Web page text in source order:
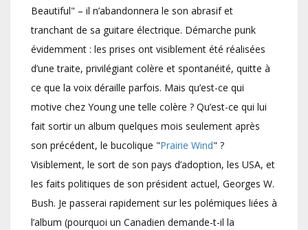
Beautiful" – il n’abandonnera le son abrasif et
tranchant de sa guitare électrique. Démarche punk
évidemment : les prises ont visiblement été réalisées
d’une traite, privilégiant colère et spontanéité, quitte à
ce que la voix déraille parfois. Mais qu’est-ce qui
motive chez Young une telle colère ? Qu’est-ce qui lui
fait sortir un album quelques mois seulement après
son précédent, le bucolique "Prairie Wind" ?
Visiblement, le sort de son pays d’adoption, les USA, et
les faits politiques de son président actuel, Georges W.
Bush. Je passerai rapidement sur les polémiques liées à
l’album (pourquoi un Canadien demande-t-il la